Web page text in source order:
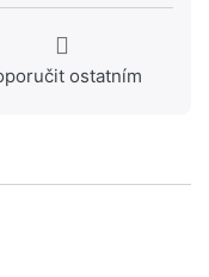
ostatním